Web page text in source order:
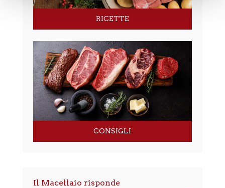
RICETTE
CONSIGLI
Il Macellaio risponde